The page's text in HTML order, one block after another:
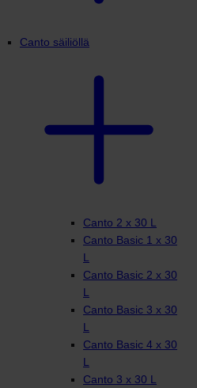
Canto säiliöllä
Canto 2 x 30 L
Canto Basic 1 x 30
L
Canto Basic 2 x 30
L
Canto Basic 3 x 30
L
Canto Basic 4 x 30
L
Canto 3 x 30 L